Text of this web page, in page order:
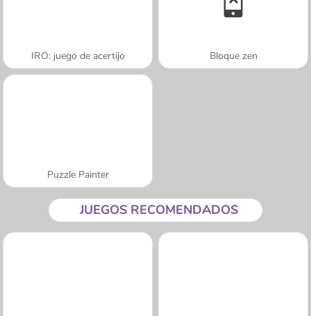
IRO: juego de acertijo Bloque zen
Puzzle Painter
JUEGOS RECOMENDADOS